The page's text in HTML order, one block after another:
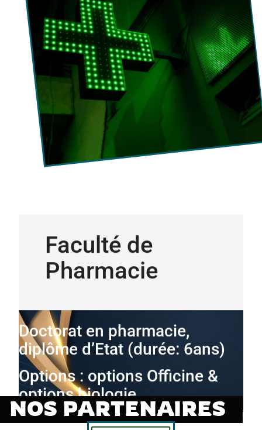
Pharmacie
diplôme d’Etat (durée: 6ans)
Options : options Officine &
options biologie
NOS PARTENAIRES